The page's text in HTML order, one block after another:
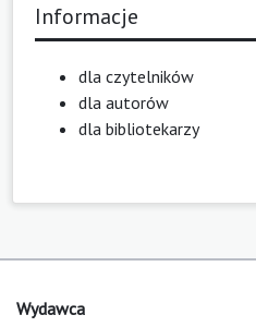
Informacje
dla czytelników
dla autorów
dla bibliotekarzy
Wydawca